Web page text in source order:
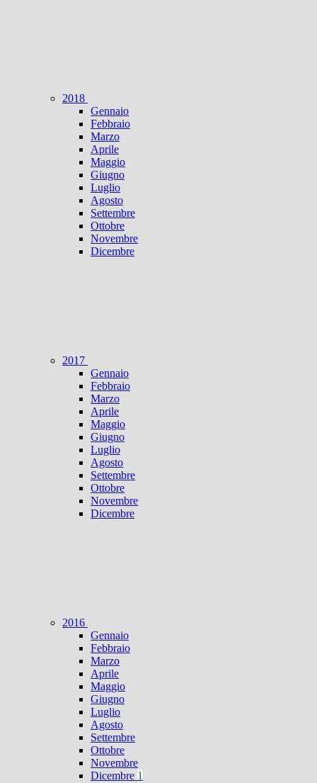
2018
Gennaio
Febbraio
Marzo
Aprile
Maggio
Giugno
Luglio
Agosto
Settembre
Ottobre
Novembre
Dicembre
2017
Gennaio
Febbraio
Marzo
Aprile
Maggio
Giugno
Luglio
Agosto
Settembre
Ottobre
Novembre
Dicembre
2016
Gennaio
Febbraio
Marzo
Aprile
Maggio
Giugno
Luglio
Agosto
Settembre
Ottobre
Novembre
Dicembre 1